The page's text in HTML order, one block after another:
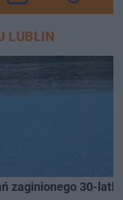
LUBLIN
zaginionego 30-